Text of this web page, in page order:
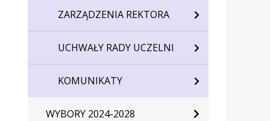
ZARZĄDZENIA REKTORA
UCHWAŁY RADY UCZELNI
KOMUNIKATY
WYBORY 2024-2028